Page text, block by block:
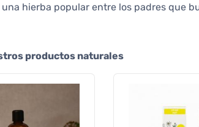
hierba popular entre los padres que
productos naturales